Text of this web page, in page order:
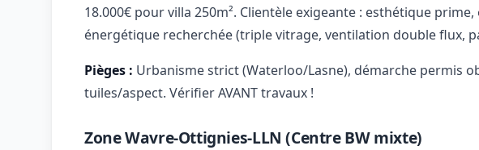
18.000€ pour villa 250m². Clientèle exigeante : esthétique
énergétique recherchée (triple vitrage, ventilation double flux,
Pièges : Urbanisme strict (Waterloo/Lasne), démarche permis
tuiles/aspect. Vérifier AVANT travaux !
Zone Wavre-Ottignies-LLN (Centre BW mixte)